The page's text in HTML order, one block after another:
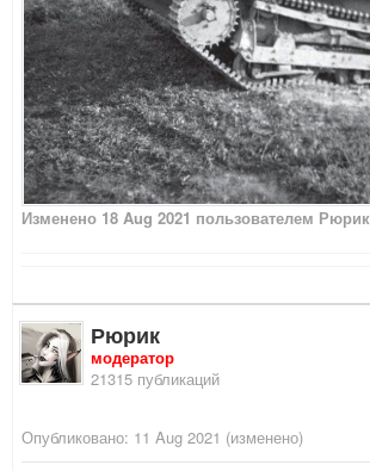
Изменено 18 Aug 2021 пользователем Рюрик
Рюрик
модератор
21315 публикаций
Опубликовано: 11 Aug 2021 (изменено)